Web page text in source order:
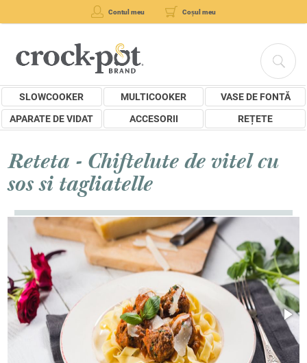
Contul meu Coșul meu
SLOWCOOKER MULTICOOKER
VASE DE FONTĂ
APARATE DE VIDAT
ACCESORII REȚETE
Reteta - Chiftelute de vitel cu
sos si tagliatelle